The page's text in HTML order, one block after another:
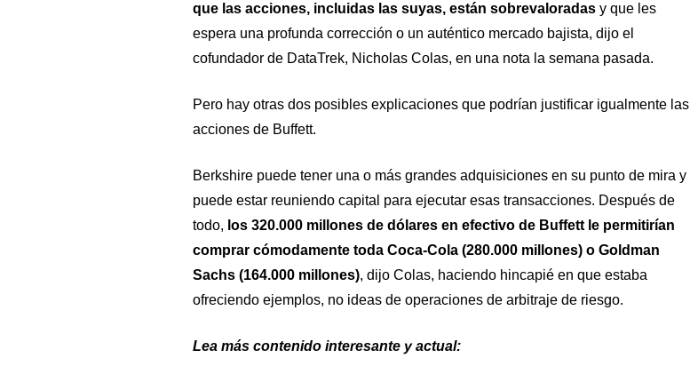
que las acciones, incluidas las suyas, están sobrevaloradasy que les
espera una profunda corrección o un auténtico mercado bajista, dijo el
cofundador de DataTrek, Nicholas Colas, en una nota la semana pasada.
Pero hay otras dos posibles explicaciones que podrían justificar igualmente las
acciones de Buffett.
Berkshire puede tener una o más grandes adquisiciones en su punto de mira y
puede estar reuniendo capital para ejecutar esas transacciones. Después de
todo, los 320.000 millones de dólares en efectivo de Buffett le permitirían
comprar cómodamente toda Coca-Cola (280.000 millones) o Goldman
Sachs (164.000 millones), dijo Colas, haciendo hincapié en que estaba
ofreciendo ejemplos, no ideas de operaciones de arbitraje de riesgo.
Lea más contenido interesante y actual: